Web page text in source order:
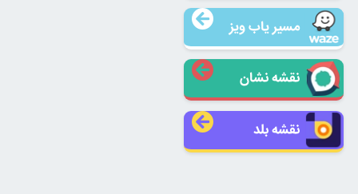
مسیر یاب ویز
نقشه نشان
نقشه بلد